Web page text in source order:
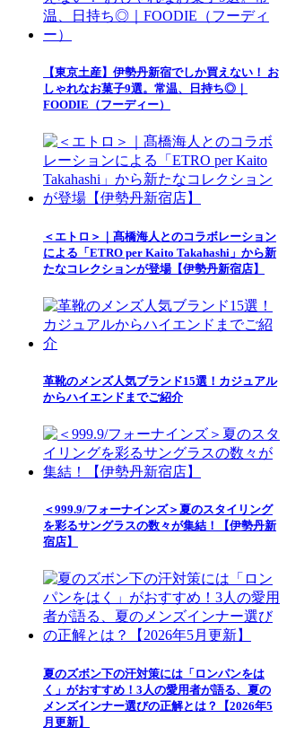
【東京土産】伊勢丹新宿でしか買えない！ お
しゃれなお菓子9選。常温、日持ち◎｜
FOODIE（フーディー）
＜エトロ＞｜髙橋海人とのコラボレーション
による「ETRO per Kaito Takahashi」から新
たなコレクションが登場【伊勢丹新宿店】
革靴のメンズ人気ブランド15選！カジュアル
からハイエンドまでご紹介
＜999.9/フォーナインズ＞夏のスタイリング
を彩るサングラスの数々が集結！【伊勢丹新
宿店】
夏のズボン下の汗対策には「ロンパンをは
く」がおすすめ！3人の愛用者が語る、夏の
メンズインナー選びの正解とは？【2026年5
月更新】